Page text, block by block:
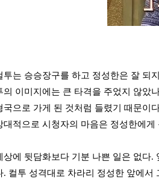
투는 승승장구를 하고 정성한은 잘 되
의 이미지에는 큰 타격을 주었지 않았
국으로 가게 된 것처럼 들렸기 때문이
대적으로 시청자의 마음은 정성한에
상에 뒷담화보다 기분 나쁜 일은 없다.
. 컬투 성격대로 차라리 정성한 앞에